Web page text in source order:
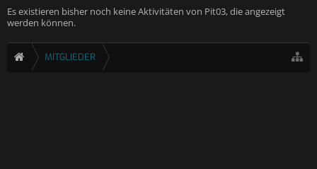
Es existieren bisher noch keine Aktivitäten von Pit03, die angezeigt
werden können.
MITGLIEDER